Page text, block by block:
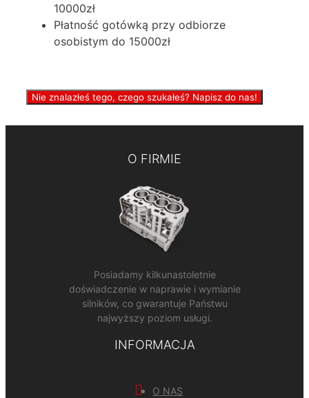
10000zł
Płatność gotówką przy odbiorze
osobistym do 15000zł
Nie znalazłeś tego, czego szukałeś? Napisz do nas!
O FIRMIE
Posiadamy kilkunastoletnie
doświadczenie w naprawie i wymianie
silników, co gwarantuje Państwu
najwyższy poziom usługi.
INFORMACJA
O NAS